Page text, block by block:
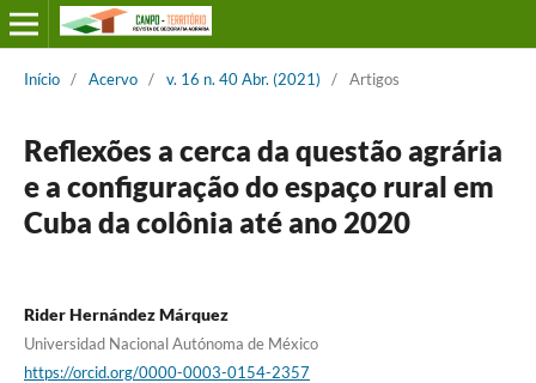
Início / Acervo / v. 16 n. 40 Abr. (2021) / Artigos
Reflexões a cerca da questão agrária
e a configuração do espaço rural em
Cuba da colônia até ano 2020
Rider Hernández Márquez
Universidad Nacional Autónoma de México
https://orcid.org/0000-0003-0154-2357